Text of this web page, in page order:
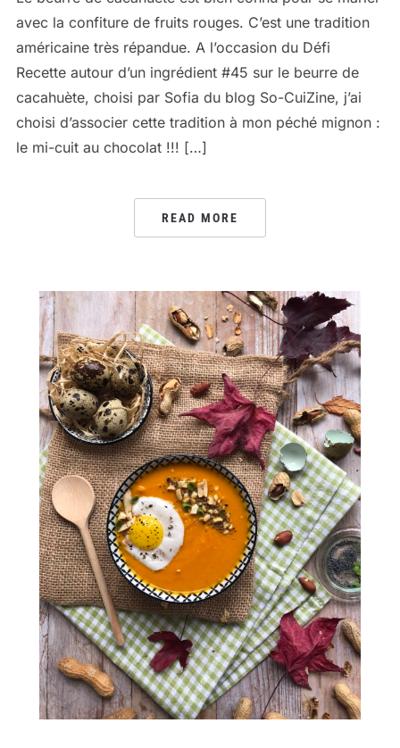
avec la confiture de fruits rouges. C’est une tradition
américaine très répandue. A l’occasion du Défi
Recette autour d’un ingrédient #45 sur le beurre de
cacahuète, choisi par Sofia du blog So-CuiZine, j’ai
choisi d’associer cette tradition à mon péché mignon :
le mi-cuit au chocolat !!! […]
READ MORE